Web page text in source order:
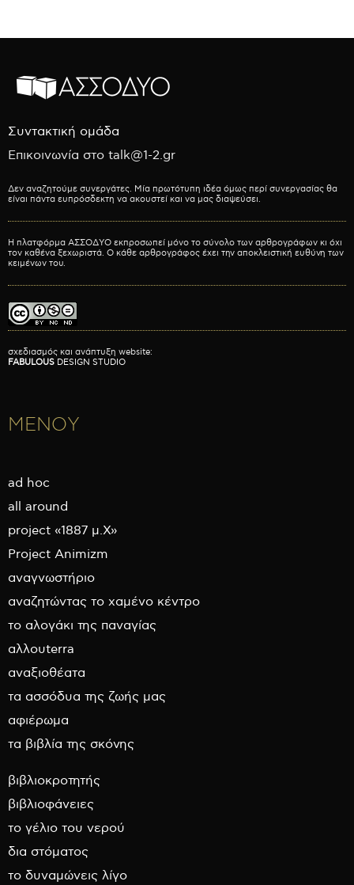
Συντακτική ομάδα
Επικοινωνία στο talk@1-2.gr
Δεν αναζητούμε συνεργάτες. Μία πρωτότυπη ιδέα όμως περί συνεργασίας θα
είναι πάντα ευπρόσδεκτη να ακουστεί και να μας διαψεύσει.
Η πλατφόρμα ΑΣΣΟΔΥΟ εκπροσωπεί μόνο το σύνολο των αρθρογράφων κι όχι
τον καθένα ξεχωριστά. Ο κάθε αρθρογράφος έχει την αποκλειστική ευθύνη των
κειμένων του.
σχεδιασμός και ανάπτυξη website:
FABULOUS DESIGN STUDIO
ΜΕΝΟΥ
ad hoc
all around
project «1887 μ.Χ»
Project Animizm
αναγνωστήριο
αναζητώντας το χαμένο κέντρο
το αλογάκι της παναγίας
αλλουterra
αναξιοθέατα
τα ασσόδυα της ζωής μας
αφιέρωμα
τα βιβλία της σκόνης
βιβλιοκροτητής
βιβλιοφάνειες
το γέλιο του νερού
δια στόματος
το δυναμώνεις λίγο